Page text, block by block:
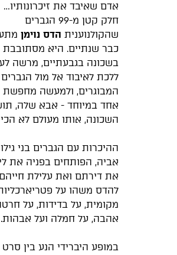
אדם שאיבד את
חלק קטן מ-99 הגברים
שהקולנוענית הדס נוימן
כבר שנתיים. היא מסתובבת
בשכונה בגבעתיים, מרשה
ללכת לאיבוד אל מול הגברים
המבוגרים, ולמעשה מחפשת
אחד במיוחד - אבא שלה,
השכונה, אותו מעולם לא
ההיכרות עם הגברים בני
אביה, הפותחים בפניה את
את דירתם ואת עלילת
להדס משהו על
מקומית, על בדידות, על
אהבה, על חמלה ועל אבהות.
במופע היברידי הנע בין